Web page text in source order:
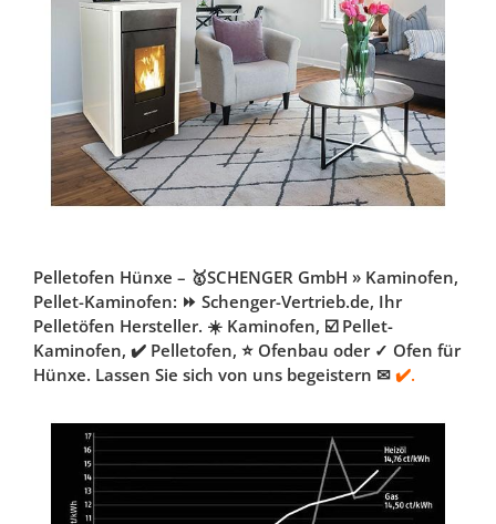
Pelletofen Hünxe – 🥇SCHENGER GmbH » Kaminofen,
Pellet-Kaminofen: ⏩ Schenger-Vertrieb.de, Ihr
Pelletöfen Hersteller. ☀️ Kaminofen, ☑️ Pellet-
Kaminofen, ✔️ Pelletofen, ⭐ Ofenbau oder ✓ Ofen für
Hünxe. Lassen Sie sich von uns begeistern ✉ ✔️.